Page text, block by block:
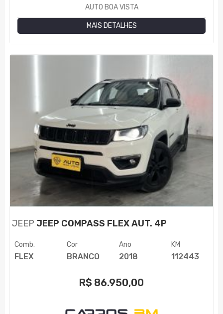
AUTO BOA VISTA
MAIS DETALHES
JEEP JEEP COMPASS FLEX AUT. 4P
Comb.
FLEX
Cor
BRANCO
Ano
2018
KM
112443
R$ 86.950,00